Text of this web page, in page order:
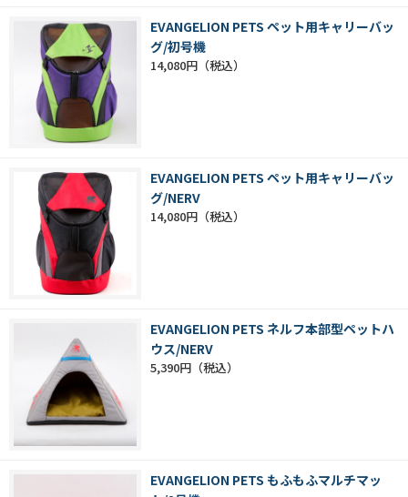
EVANGELION PETS ペット用キャリーバッ
グ/初号機
14,080円
EVANGELION PETS ペット用キャリーバッ
グ/NERV
14,080円
EVANGELION PETS ネルフ本部型ペットハ
ウス/NERV
5,390円
EVANGELION PETS もふもふマルチマッ